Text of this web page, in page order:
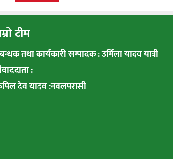
टीम
तथा कार्यकारी सम्पादक : उर्मिला यादव यात्री
:
देव यादव :नवलपरासी